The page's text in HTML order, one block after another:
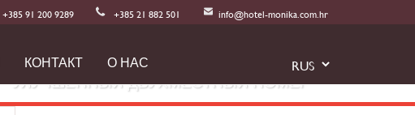
+385 91 200 9289 +385 21 882 501 info@hotel-monika.com.hr
КОНТАКТ О НАС
УЛУЧШЕННЫЙ ДВУХМЕСТНЫЙ НОМЕР